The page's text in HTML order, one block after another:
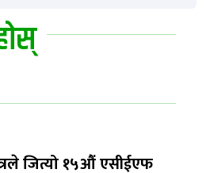
जित्यो १५औं एसीईएफ